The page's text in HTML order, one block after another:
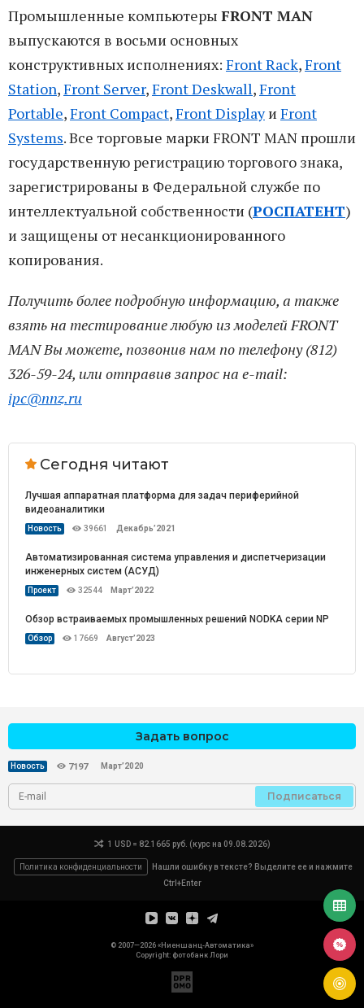
Промышленные компьютеры FRONT MAN
выпускаются в восьми основных
конструктивных исполнениях: Front Rack,Front
Station,Front Server,Front Deskwall,Front
Portable,Front Compact,Front Displayи Front
Systems. Все торговые марки FRONT MAN прошли
государственную регистрацию торгового знака,
зарегистрированы в Федеральной службе по
интеллектуальной собственности (РОСПАТЕНТ)
и защищены от несанкционированного
копирования.
Получить более подробную информацию, а также
взять на тестирование любую из моделей FRONT
MAN Вы можете, позвонив нам по телефону (812)
326-59-24, или отправив запрос на e-mail:
ipc@nnz.ru
Сегодня читают
Лучшая аппаратная платформа для задач периферийной
видеоаналитики
Новость 39661 Декабрь’2021
Автоматизированная система управления и диспетчеризации
инженерных систем (АСУД)
Проект 32544 Март’2022
Обзор встраиваемых промышленных решений NODKA серии NP
Обзор 17669 Август’2023
Задать вопрос
Новость 7197 Март’2020
Подписаться
1 USD = 82.1665 руб. (курс на 09.08.2026)
Политика конфиденциальности
Нашли ошибку в тексте? Выделите ее и нажмите
Ctrl+Enter
© 2007—2026 «Ниеншанц-Автоматика»
Copyright: фотобанк Лори